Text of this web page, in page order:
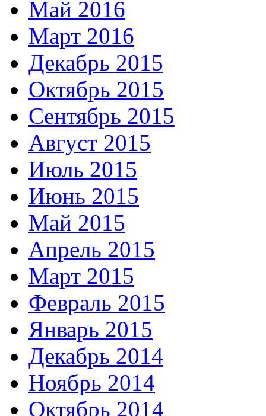
Май 2016
Март 2016
Декабрь 2015
Октябрь 2015
Сентябрь 2015
Август 2015
Июль 2015
Июнь 2015
Май 2015
Апрель 2015
Март 2015
Февраль 2015
Январь 2015
Декабрь 2014
Ноябрь 2014
Октябрь 2014